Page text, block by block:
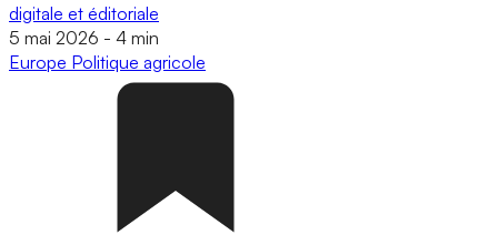
digitale et éditoriale
5 mai 2026 - 4 min
Europe Politique agricole